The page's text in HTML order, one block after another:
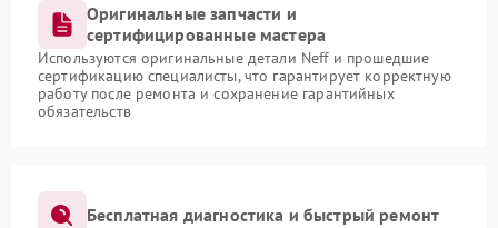
Оригинальные запчасти и
сертифицированные мастера
Используются оригинальные детали Neff и прошедшие
сертификацию специалисты, что гарантирует корректную
работу после ремонта и сохранение гарантийных
обязательств
Бесплатная диагностика и быстрый ремонт